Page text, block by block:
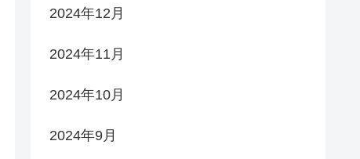
2024年12月
2024年11月
2024年10月
2024年9月